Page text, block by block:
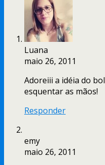
Luana
maio 26, 2011
Adoreiii a idéia do
esquentar as mãos!
Responder
emy
maio 26, 2011